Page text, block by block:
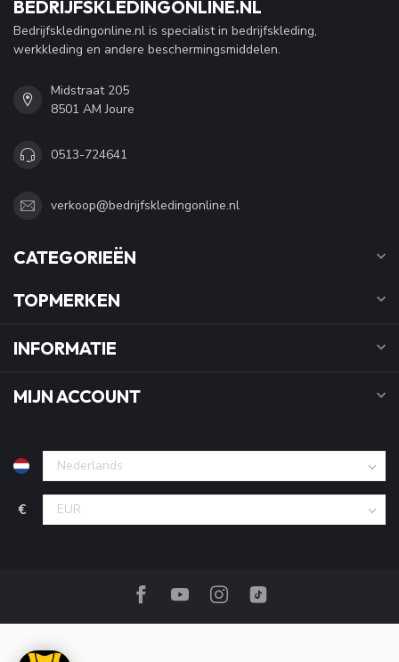
BEDRIJFSKLEDINGONLINE.NL
Bedrijfskledingonline.nl is specialist in bedrijfskleding,
werkkleding en andere beschermingsmiddelen.
Midstraat 205
8501 AM Joure
0513-724641
verkoop@bedrijfskledingonline.nl
CATEGORIEËN
TOPMERKEN
INFORMATIE
MIJN ACCOUNT
€